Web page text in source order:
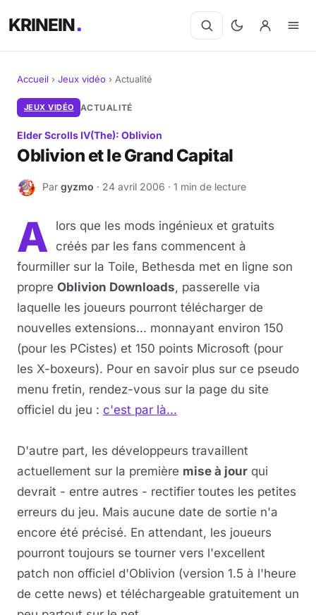
KRINEIN
Cinéma
Séries
Livres
Jeux vidéo
Jeux de société
Musique
Sciences & Tech
Forum
Accueil › Jeux vidéo › Actualité
JEUX VIDÉO ACTUALITÉ
Elder Scrolls IV(The): Oblivion
Oblivion et le Grand Capital
G Par gyzmo · 24 avril 2006 · 1 min de lecture
A lors que les mods ingénieux et gratuits
créés par les fans commencent à
fourmiller sur la Toile, Bethesda met en ligne son
propre Oblivion Downloads, passerelle via
laquelle les joueurs pourront télécharger de
nouvelles extensions... monnayant environ 150
(pour les PCistes) et 150 points Microsoft (pour
les X-boxeurs). Pour en savoir plus sur ce pseudo
menu fretin, rendez-vous sur la page du site
officiel du jeu : c'est par là...
D'autre part, les développeurs travaillent
actuellement sur la première mise à jour qui
devrait - entre autres - rectifier toutes les petites
erreurs du jeu. Mais aucune date de sortie n'a
encore été précisé. En attendant, les joueurs
pourront toujours se tourner vers l'excellent
patch non officiel d'Oblivion (version 1.5 à l'heure
de cette news) et téléchargeable gratuitement un